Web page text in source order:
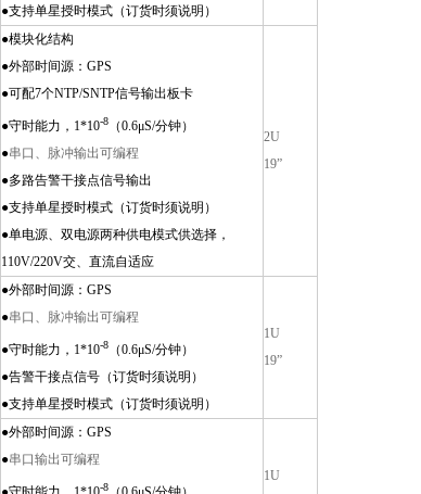
●支持单星授时模式（订货时须说明）
●模块化结构
●外部时间源：GPS
●可配7个NTP/SNTP信号输出板卡
●守时能力，1*10-8（0.6μS/分钟）
●串口、脉冲输出可编程
●多路告警干接点信号输出
●支持单星授时模式（订货时须说明）
●单电源、双电源两种供电模式供选择，
110V/220V交、直流自适应
2U
19”
●外部时间源：GPS
●串口、脉冲输出可编程
●守时能力，1*10-8（0.6μS/分钟）
●告警干接点信号（订货时须说明）
●支持单星授时模式（订货时须说明）
1U
19”
●外部时间源：GPS
●串口输出可编程
-8
1U